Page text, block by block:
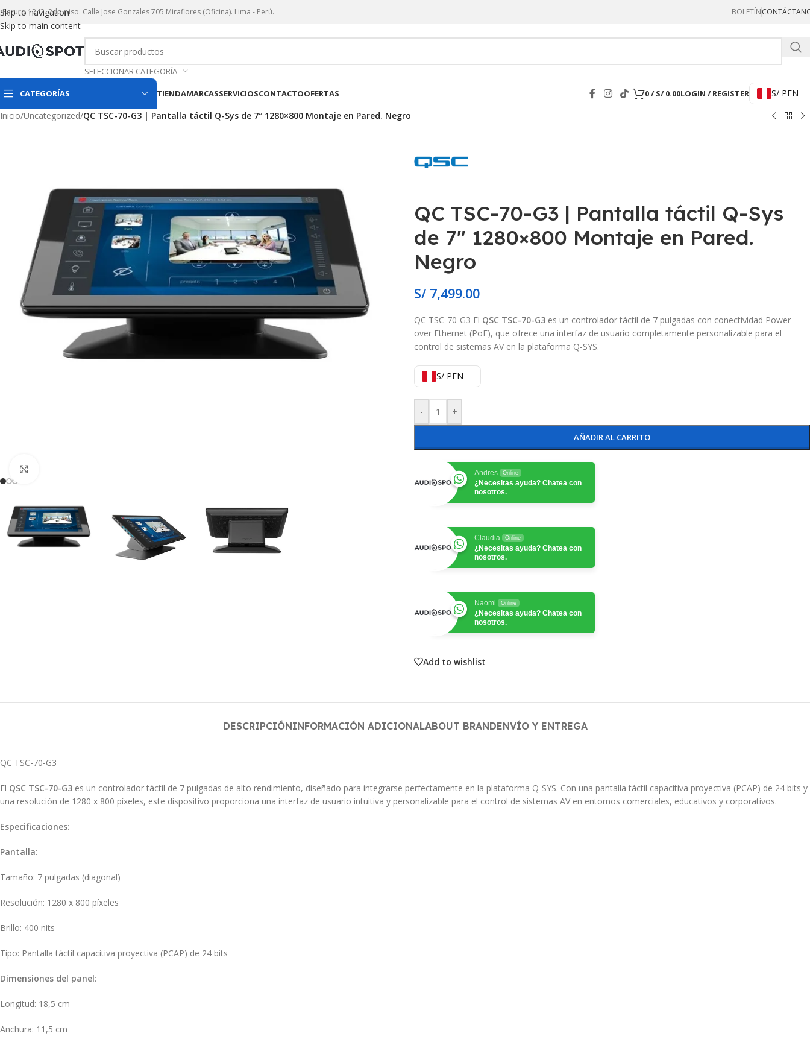
Skip to navigation
Skip to main content
Paruro 1242. 2do piso. Calle Jose Gonzales 705 Miraflores (Oficina). Lima - Perú. BOLETÍN
SELECCIONAR CATEGORÍA
CATEGORÍAS TIENDAMARCASSERVICIOSCONTACTOOFERTAS 0/ S/0.00LOGIN / REGISTER
S/ PEN
Inicio/Uncategorized/QC TSC-70-G3 | Pantalla táctil Q-Sys de 7″ 1280×800 Montaje en Pared. Negro
QC TSC-70-G3 | Pantalla táctil Q-Sys
de 7″ 1280×800 Montaje en Pared.
Negro
S/7,499.00
QC TSC-70-G3 El QSC TSC-70-G3 es un controlador táctil de 7 pulgadas con conectividad Power
over Ethernet (PoE), que ofrece una interfaz de usuario completamente personalizable para el
control de sistemas AV en la plataforma Q-SYS.
S/ PEN
- +
AÑADIR AL CARRITO
Andres Online
¿Necesitas ayuda? Chatea con
nosotros.
Claudia Online
¿Necesitas ayuda? Chatea con
nosotros.
Naomi Online
¿Necesitas ayuda? Chatea con
nosotros.
Add to wishlist
DESCRIPCIÓNINFORMACIÓN ADICIONALABOUT BRANDENVÍO Y ENTREGA
QC TSC-70-G3
El QSC TSC-70-G3 es un controlador táctil de 7 pulgadas de alto rendimiento, diseñado para integrarse perfectamente en la plataforma Q-SYS. Con una pantalla táctil capacitiva proyectiva (PCAP) de 24 bits y
una resolución de 1280 x 800 píxeles, este dispositivo proporciona una interfaz de usuario intuitiva y personalizable para el control de sistemas AV en entornos comerciales, educativos y corporativos.
Especificaciones:
Pantalla:
Tamaño: 7 pulgadas (diagonal)
Resolución: 1280 x 800 píxeles
Brillo: 400 nits
Tipo: Pantalla táctil capacitiva proyectiva (PCAP) de 24 bits
Dimensiones del panel:
Longitud: 18,5 cm
Anchura: 11,5 cm